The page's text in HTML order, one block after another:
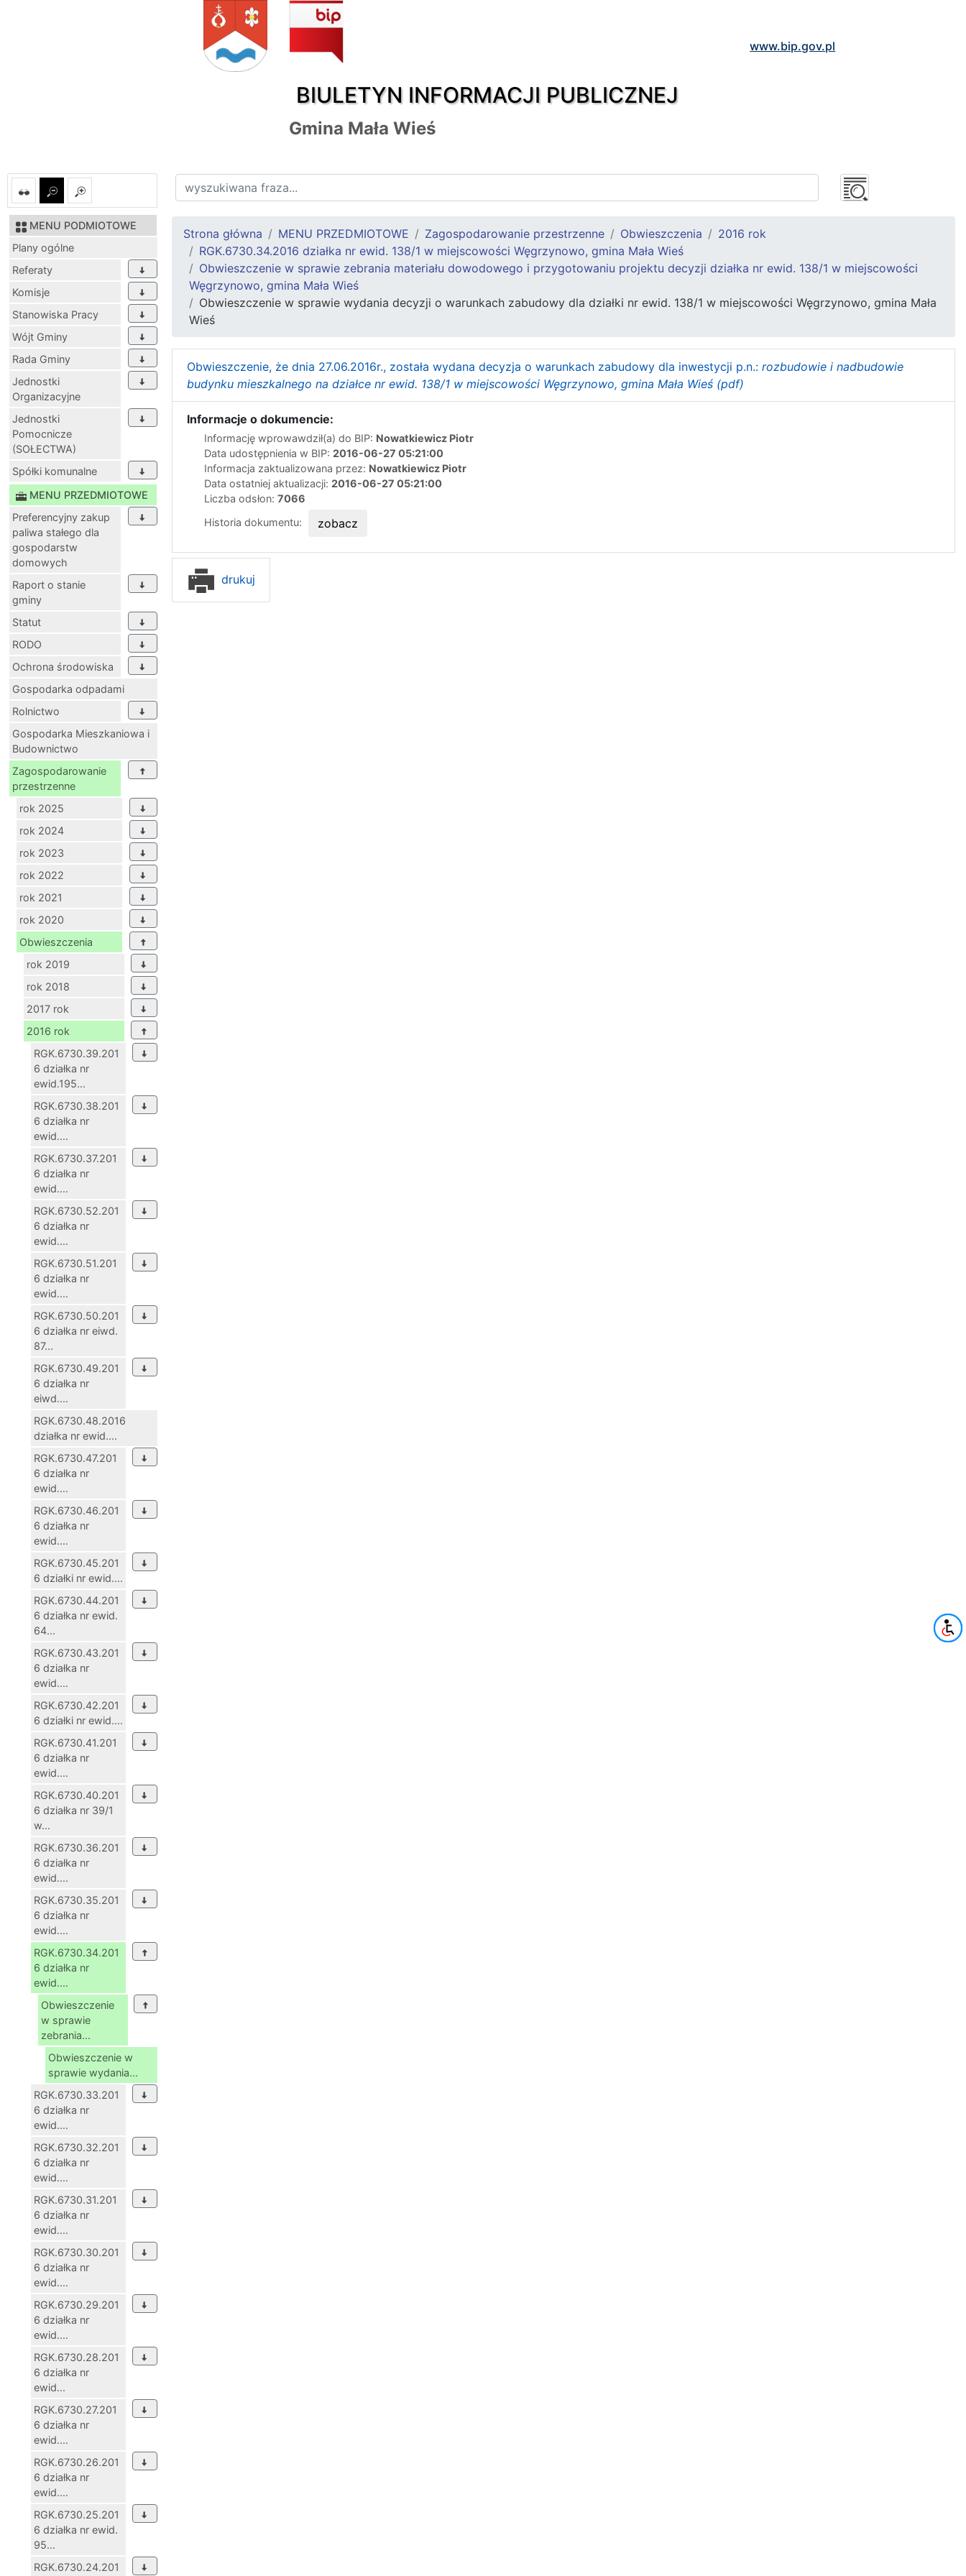
BIULETYN INFORMACJI PUBLICZNEJ
www.bip.gov.pl
Gmina Mała Wieś
MENU PODMIOTOWE
Plany ogólne
Referaty
Komisje
Stanowiska Pracy
Wójt Gminy
Rada Gminy
Jednostki
Organizacyjne
Jednostki
Pomocnicze
(SOŁECTWA)
Spółki komunalne
MENU PRZEDMIOTOWE
Preferencyjny zakup
paliwa stałego dla
gospodarstw
domowych
Raport o stanie
gminy
Statut
RODO
Ochrona środowiska
Gospodarka odpadami
Rolnictwo
Gospodarka Mieszkaniowa i
Budownictwo
Zagospodarowanie
przestrzenne
rok 2025
rok 2024
rok 2023
rok 2022
rok 2021
rok 2020
Obwieszczenia
rok 2019
rok 2018
2017 rok
2016 rok
RGK.6730.39.201
6 działka nr
ewid.195...
RGK.6730.38.201
6 działka nr
ewid....
RGK.6730.37.201
6 działka nr
ewid....
RGK.6730.52.201
6 działka nr
ewid....
RGK.6730.51.201
6 działka nr
ewid....
RGK.6730.50.201
6 działka nr eiwd.
87...
RGK.6730.49.201
6 działka nr
eiwd....
RGK.6730.48.2016
działka nr ewid....
RGK.6730.47.201
6 działka nr
ewid....
RGK.6730.46.201
6 działka nr
ewid....
RGK.6730.45.201
6 działki nr ewid....
RGK.6730.44.201
6 działka nr ewid.
64...
RGK.6730.43.201
6 działka nr
ewid....
RGK.6730.42.201
6 działki nr ewid....
RGK.6730.41.201
6 działka nr
ewid....
RGK.6730.40.201
6 działka nr 39/1
w...
RGK.6730.36.201
6 działka nr
ewid....
RGK.6730.35.201
6 działka nr
ewid....
RGK.6730.34.201
6 działka nr
ewid....
Obwieszczenie
w sprawie
zebrania...
Obwieszczenie w
sprawie wydania...
RGK.6730.33.201
6 działka nr
ewid....
RGK.6730.32.201
6 działka nr
ewid....
RGK.6730.31.201
6 działka nr
ewid....
RGK.6730.30.201
6 działka nr
ewid....
RGK.6730.29.201
6 działka nr
ewid....
RGK.6730.28.201
6 działka nr
ewid...
RGK.6730.27.201
6 działka nr
ewid....
RGK.6730.26.201
6 działka nr
ewid....
RGK.6730.25.201
6 działka nr ewid.
95...
RGK.6730.24.201
Strona główna MENU PRZEDMIOTOWE Zagospodarowanie przestrzenne Obwieszczenia
2016 rok
RGK.6730.34.2016 działka nr ewid. 138/1 w miejscowości Węgrzynowo, gmina Mała Wieś
Obwieszczenie w sprawie zebrania materiału dowodowego i przygotowaniu projektu decyzji działka nr ewid. 138/1 w miejscowości
Węgrzynowo, gmina Mała Wieś
Obwieszczenie w sprawie wydania decyzji o warunkach zabudowy dla działki nr ewid. 138/1 w miejscowości Węgrzynowo, gmina Mała
Wieś
Obwieszczenie, że dnia 27.06.2016r., została wydana decyzja o warunkach zabudowy dla inwestycji p.n.: rozbudowie i nadbudowie
budynku mieszkalnego na działce nr ewid. 138/1 w miejscowości Węgrzynowo, gmina Mała Wieś (pdf)
Informacje o dokumencie:
Informację wprowawdził(a) do BIP: Nowatkiewicz Piotr
Data udostępnienia w BIP: 2016-06-27 05:21:00
Informacja zaktualizowana przez: Nowatkiewicz Piotr
Data ostatniej aktualizacji: 2016-06-27 05:21:00
Liczba odsłon: 7066
Historia dokumentu:
zobacz
drukuj